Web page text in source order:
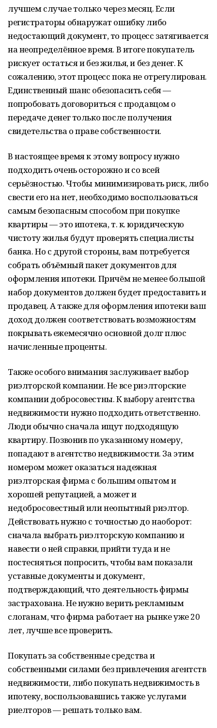
лучшем случае только через месяц. Если
регистраторы обнаружат ошибку либо
недостающий документ, то процесс затягивается
на неопределённое время. В итоге покупатель
рискует остаться и без жилья, и без денег. К
сожалению, этот процесс пока не отрегулирован.
Единственный шанс обезопасить себя —
попробовать договориться с продавцом о
передаче денег только после получения
свидетельства о праве собственности.
В настоящее время к этому вопросу нужно
подходить очень осторожно и со всей
серьёзностью. Чтобы минимизировать риск, либо
свести его на нет, необходимо воспользоваться
самым безопасным способом при покупке
квартиры — это ипотека, т. к. юридическую
чистоту жилья будут проверять специалисты
банка. Но с другой стороны, вам потребуется
собрать объёмный пакет документов для
оформления ипотеки. Причём не менее большой
набор документов должен будет предоставить и
продавец. А также для оформления ипотеки ваш
доход должен соответствовать возможностям
покрывать ежемесячно основной долг плюс
начисленные проценты.
Также особого внимания заслуживает выбор
риэлторской компании. Не все риэлторские
компании добросовестны. К выбору агентства
недвижимости нужно подходить ответственно.
Люди обычно сначала ищут подходящую
квартиру. Позвонив по указанному номеру,
попадают в агентство недвижимости. За этим
номером может оказаться надежная
риэлторская фирма с большим опытом и
хорошей репутацией, а может и
недобросовестный или неопытный риэлтор.
Действовать нужно с точностью до наоборот:
сначала выбрать риэлторскую компанию и
навести о ней справки, прийти туда и не
постесняться попросить, чтобы вам показали
уставные документы и документ,
подтверждающий, что деятельность фирмы
застрахована. Не нужно верить рекламным
слоганам, что фирма работает на рынке уже 20
лет, лучше все проверить.
Покупать за собственные средства и
собственными силами без привлечения агентств
недвижимости, либо покупать недвижимость в
ипотеку, воспользовавшись также услугами
риелторов — решать только вам.